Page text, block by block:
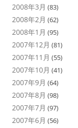
2008年3月 (83)
2008年2月 (62)
2008年1月 (95)
2007年12月 (81)
2007年11月 (55)
2007年10月 (41)
2007年9月 (64)
2007年8月 (98)
2007年7月 (97)
2007年6月 (56)